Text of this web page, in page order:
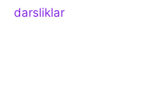
darsliklar